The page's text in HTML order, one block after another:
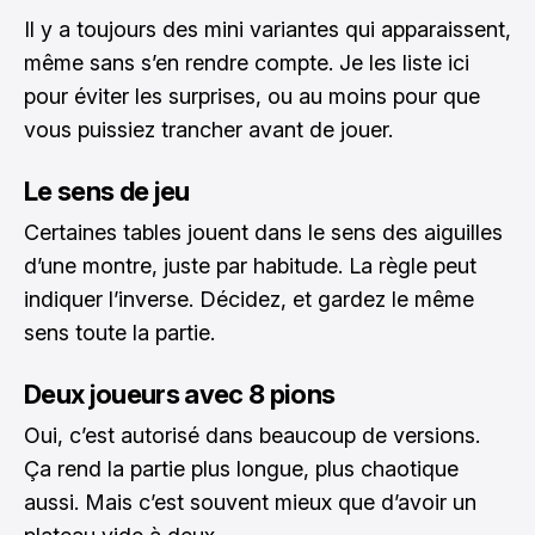
Il y a toujours des mini variantes qui apparaissent,
même sans s’en rendre compte. Je les liste ici
pour éviter les surprises, ou au moins pour que
vous puissiez trancher avant de jouer.
Le sens de jeu
Certaines tables jouent dans le sens des aiguilles
d’une montre, juste par habitude. La règle peut
indiquer l’inverse. Décidez, et gardez le même
sens toute la partie.
Deux joueurs avec 8 pions
Oui, c’est autorisé dans beaucoup de versions.
Ça rend la partie plus longue, plus chaotique
aussi. Mais c’est souvent mieux que d’avoir un